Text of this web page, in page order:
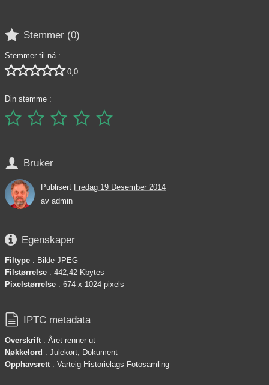
 Stemmer (0)
Stemmer til nå :
 0,0
Din stemme :
    
 Bruker
Publisert Fredag 19 Desember 2014
av admin
 Egenskaper
Filtype : Bilde JPEG
Filstørrelse : 442,42 Kbytes
Pixelstørrelse : 674 x 1024 pixels
 IPTC metadata
Overskrift: Året renner ut
Nøkkelord : Julekort, Dokument
Opphavsrett: Varteig Historielags Fotosamling